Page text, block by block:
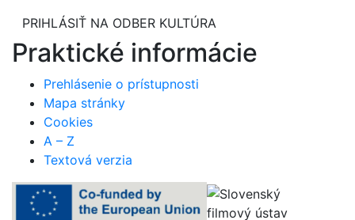
PRIHLÁSIŤ NA ODBER KULTÚRA
Praktické informácie
Prehlásenie o prístupnosti
Mapa stránky
Cookies
A – Z
Textová verzia